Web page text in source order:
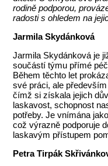
rodině podporou,
radosti s ohledem na
Jarmila Skydánková
Jarmila Skydánková je
součástí týmu přímé
Během těchto let
své práci, ale
čímž si získala jejich
laskavost, schopnost
potřeby. Je vnímána
což výrazně podporuje
laskavým přístupem
Petra Tirpák